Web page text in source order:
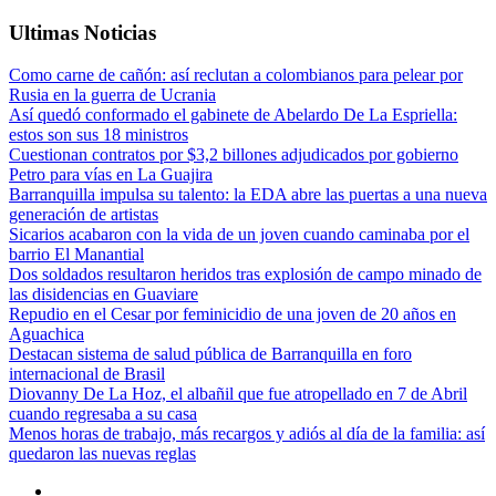
Ultimas Noticias
Como carne de cañón: así reclutan a colombianos para pelear por
Rusia en la guerra de Ucrania
Así quedó conformado el gabinete de Abelardo De La Espriella:
estos son sus 18 ministros
Cuestionan contratos por $3,2 billones adjudicados por gobierno
Petro para vías en La Guajira
Barranquilla impulsa su talento: la EDA abre las puertas a una nueva
generación de artistas
Sicarios acabaron con la vida de un joven cuando caminaba por el
barrio El Manantial
Dos soldados resultaron heridos tras explosión de campo minado de
las disidencias en Guaviare
Repudio en el Cesar por feminicidio de una joven de 20 años en
Aguachica
Destacan sistema de salud pública de Barranquilla en foro
internacional de Brasil
Diovanny De La Hoz, el albañil que fue atropellado en 7 de Abril
cuando regresaba a su casa
Menos horas de trabajo, más recargos y adiós al día de la familia: así
quedaron las nuevas reglas